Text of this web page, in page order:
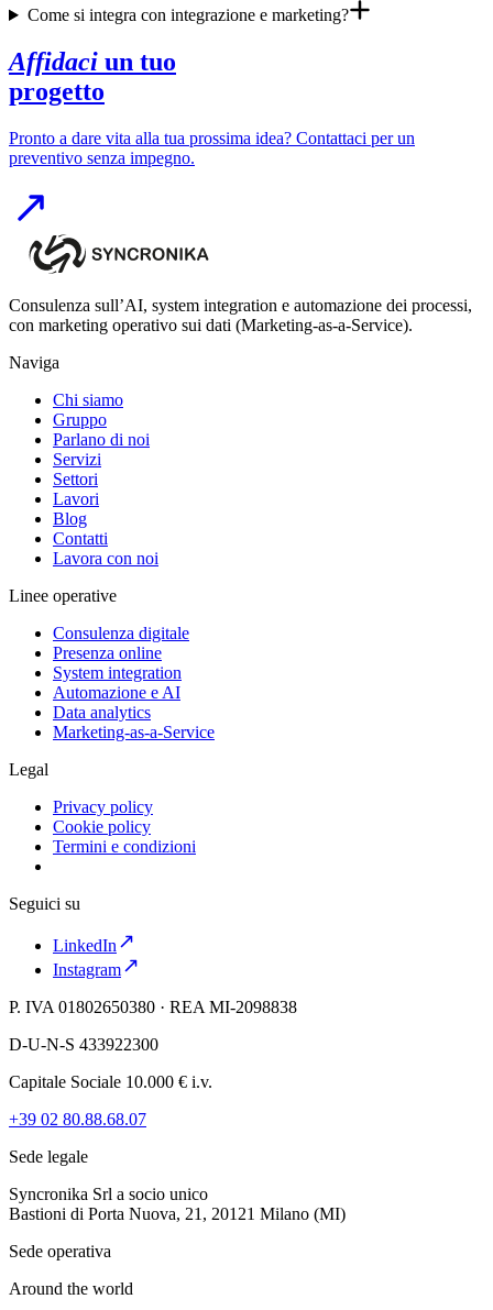
Come si integra con integrazione e marketing?
Affidaci un tuo
progetto
Pronto a dare vita alla tua prossima idea? Contattaci per un
preventivo senza impegno.
Consulenza sull’AI, system integration e automazione dei processi,
con marketing operativo sui dati (Marketing-as-a-Service).
Naviga
Chi siamo
Gruppo
Parlano di noi
Servizi
Settori
Lavori
Blog
Contatti
Lavora con noi
Linee operative
Consulenza digitale
Presenza online
System integration
Automazione e AI
Data analytics
Marketing-as-a-Service
Legal
Privacy policy
Cookie policy
Termini e condizioni
Seguici su
LinkedIn
Instagram
P. IVA 01802650380 · REA MI-2098838
D-U-N-S 433922300
Capitale Sociale 10.000 € i.v.
+39 02 80.88.68.07
Sede legale
Syncronika Srl a socio unico
Bastioni di Porta Nuova, 21, 20121 Milano (MI)
Sede operativa
Around the world